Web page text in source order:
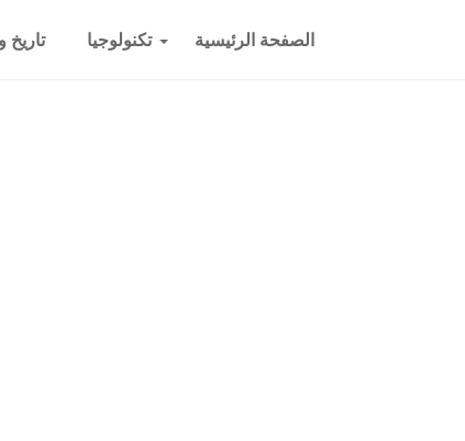
الصفحة الرئيسية تكنولوجيا تاريخ